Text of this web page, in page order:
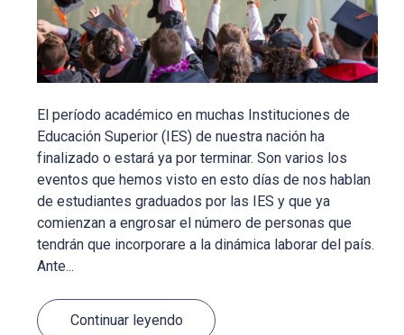
El período académico en muchas Instituciones de
Educación Superior (IES) de nuestra nación ha
finalizado o estará ya por terminar. Son varios los
eventos que hemos visto en esto días de nos hablan
de estudiantes graduados por las IES y que ya
comienzan a engrosar el número de personas que
tendrán que incorporare a la dinámica laborar del país.
Ante...
Continuar leyendo